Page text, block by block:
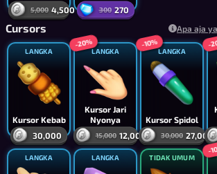
5,000 4,500 300 270
Cursors Apa aja
LANGKA
Kursor Kebab
30,000
LANGKA
Kursor Jari
Nyonya
15,000 12,000
-20%
LANGKA
Kursor Spidol
30,000 27,000
-10% -
LANGKA LANGKA TIDAK UMUM
-